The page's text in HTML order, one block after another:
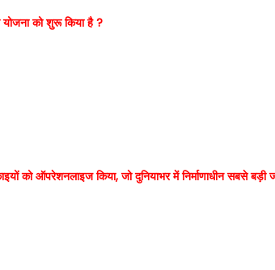
योजना को शुरू किया है ?
को ऑपरेशनलाइज किया, जो दुनियाभर में निर्माणाधीन सबसे बड़ी